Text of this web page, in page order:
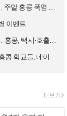
홍콩 폭염 예고
이벤트
출차 통합 시험 도입…
데이터 고립에 교육…